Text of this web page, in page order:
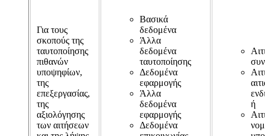
Για τους
σκοπούς της
ταυτοποίησης
πιθανών
υποψηφίων,
της
επεξεργασίας,
της
αξιολόγησης
των αιτήσεων
Βασικά
δεδομένα
Άλλα
δεδομένα
ταυτοποίησης
Δεδομένα
εφαρμογής
Άλλα
δεδομένα
εφαρμογής
Δεδομένα
ή